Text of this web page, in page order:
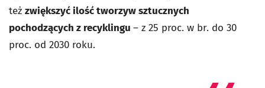
też zwiększyć ilość tworzyw sztucznych
pochodzących z recyklingu – z 25 proc. w br. do 30
proc. od 2030 roku.